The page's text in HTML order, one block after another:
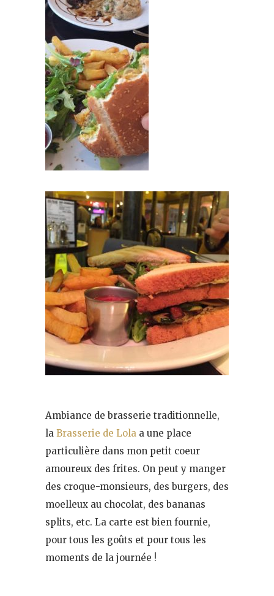
Ambiance de brasserie traditionnelle,
la Brasserie de Lola a une place
particulière dans mon petit coeur
amoureux des frites. On peut y manger
des croque-monsieurs, des burgers, des
moelleux au chocolat, des bananas
splits, etc. La carte est bien fournie,
pour tous les goûts et pour tous les
moments de la journée !